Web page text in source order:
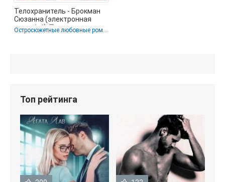
Телохранитель - Брокман
Сюзанна (электронная
книга txt) 📗
Остросюжетные любовные романы
Топ рейтинга